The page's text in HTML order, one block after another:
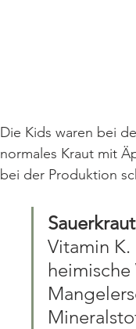
Die Kids waren bei
normales Kraut mit
bei der Produktion
Sauerkraut
Vitamin